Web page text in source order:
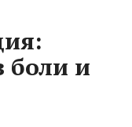
боли и